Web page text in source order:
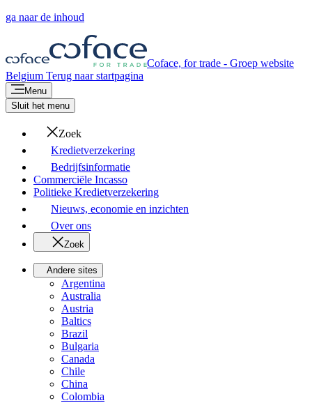
ga naar de inhoud
Coface, for trade - Groep website
Belgium Terug naar startpagina
Menu
Sluit het menu
Zoek
Kredietverzekering
Bedrijfsinformatie
Commerciële Incasso
Politieke Kredietverzekering
Nieuws, economie en inzichten
Over ons
Zoek
Andere sites
Argentina
Australia
Austria
Baltics
Brazil
Bulgaria
Canada
Chile
China
Colombia